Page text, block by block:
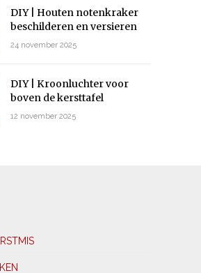
DIY | Houten notenkraker
beschilderen en versieren
24 november 2025
DIY | Kroonluchter voor
boven de kersttafel
12 november 2025